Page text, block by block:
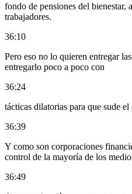
fondo de pensiones del bienestar,
trabajadores.
36:10
Pero eso no lo quieren entregar
entregarlo poco a poco con
36:24
tácticas dilatorias para que sude
36:39
Y como son corporaciones
control de la mayoría de los
36:49